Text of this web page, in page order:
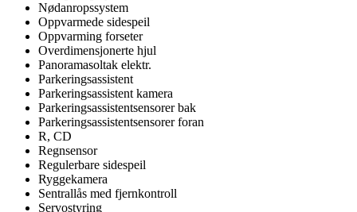
Nødanropssystem
Oppvarmede sidespeil
Oppvarming forseter
Overdimensjonerte hjul
Panoramasoltak elektr.
Parkeringsassistent
Parkeringsassistent kamera
Parkeringsassistentsensorer bak
Parkeringsassistentsensorer foran
R, CD
Regnsensor
Regulerbare sidespeil
Ryggekamera
Sentrallås med fjernkontroll
Servostyring